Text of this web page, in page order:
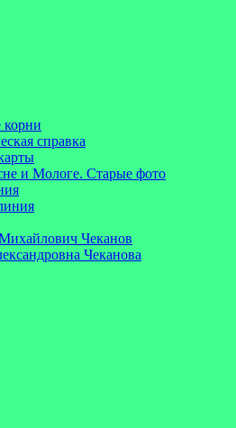
корни
справка
и Мологе. Старые фото
Чеканов
Чеканова